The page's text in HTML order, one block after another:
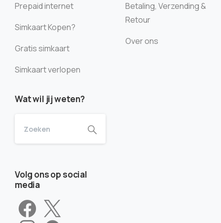
Prepaid internet
Simkaart Kopen?
Gratis simkaart
Simkaart verlopen
Betaling, Verzending &
Retour
Over ons
Wat wil jij weten?
Volg ons op social
media